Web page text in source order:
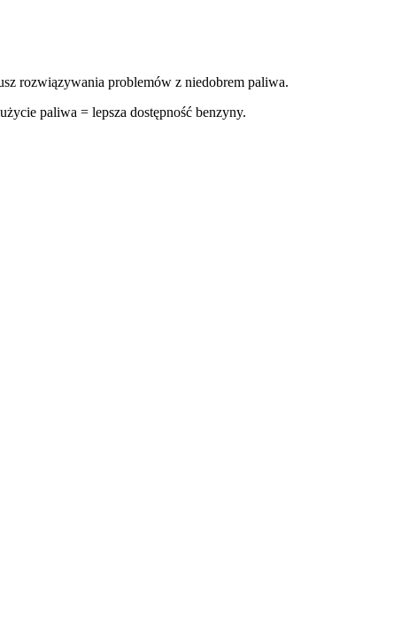
rozwiązywania problemów z niedobrem paliwa.
paliwa = lepsza dostępność benzyny.